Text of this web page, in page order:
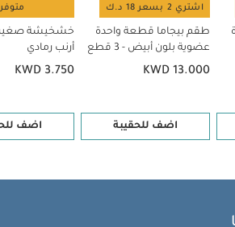
اشتري 2 بسعر 18 د.ك
طقم بيجاما قطعة واحدة
عضوية بلون أبيض - 3 قطع
KWD 13.000
اضف للحقيبة
خشخيشة
أرنب رمادي
KWD 3.750
اضف